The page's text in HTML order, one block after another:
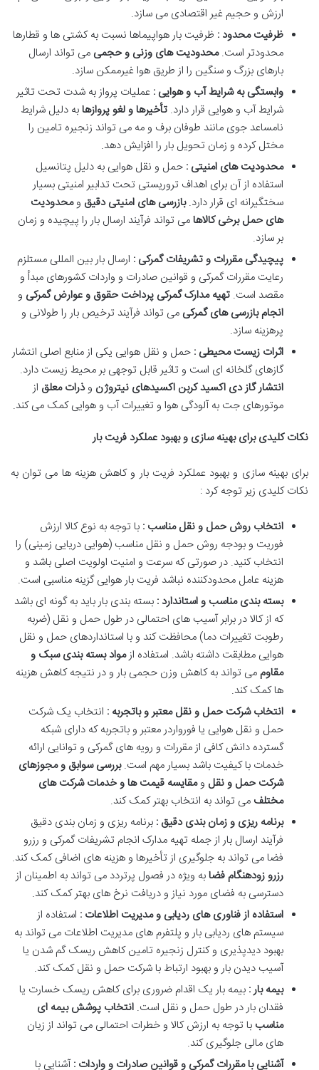
ارزش و حجیم غیر اقتصادی می سازد.
ظرفیت محدود : ظرفیت بار هواپیماها نسبت به کشتی ها و قطارها
محدودتر است.محدودیت های وزنی و حجمی می تواند ارسال
بارهای بزرگ و سنگین را از طریق هوا غیرممکن سازد.
وابستگی به شرایط آب و هوایی : عملیات پرواز به شدت تحت تاثیر
شرایط آب و هوایی قرار دارد. تأخیرها و لغو پروازهابه دلیل شرایط
نامساعد جوی مانند طوفان برف و مه می تواند زنجیره تامین را
مختل کرده و زمان تحویل بار را افزایش دهد.
محدودیت های امنیتی : حمل و نقل هوایی به دلیل پتانسیل
استفاده از آن برای اهداف تروریستی تحت تدابیر امنیتی بسیار
سختگیرانه ای قرار دارد.بازرسی های امنیتی دقیق ومحدودیت
های حمل برخی کالاهامی تواند فرآیند ارسال بار را پیچیده و زمان
بر سازد.
پیچیدگی مقررات و تشریفات گمرکی : ارسال بار بین المللی مستلزم
رعایت مقررات گمرکی و قوانین صادرات و واردات کشورهای مبدأ و
مقصد است. تهیه مدارک گمرکی پرداخت حقوق و عوارض گمرکی و
انجام بازرسی های گمرکی می تواند فرآیند ترخیص بار را طولانی و
پرهزینه سازد.
اثرات زیست محیطی : حمل و نقل هوایی یکی از منابع اصلی انتشار
گازهای گلخانه ای است و تاثیر قابل توجهی بر محیط زیست دارد.
انتشار گاز دی اکسید کربن اکسیدهای نیتروژن وذرات معلق از
موتورهای جت به آلودگی هوا و تغییرات آب و هوایی کمک می کند.
نکات کلیدی برای بهینه سازی و بهبود عملکرد فریت بار
برای بهینه سازی و بهبود عملکرد فریت بار و کاهش هزینه ها می توان به
نکات کلیدی زیر توجه کرد :
انتخاب روش حمل و نقل مناسب : با توجه به نوع کالا ارزش
فوریت و بودجه روش حمل و نقل مناسب (هوایی دریایی زمینی) را
انتخاب کنید. در صورتی که سرعت و امنیت اولویت اصلی باشد و
هزینه عامل محدودکننده نباشد فریت بار هوایی گزینه مناسبی است.
بسته بندی مناسب و استاندارد : بسته بندی بار باید به گونه ای باشد
که از کالا در برابر آسیب های احتمالی در طول حمل و نقل (ضربه
رطوبت تغییرات دما) محافظت کند و با استانداردهای حمل و نقل
هوایی مطابقت داشته باشد. استفاده ازمواد بسته بندی سبک و
مقاوم می تواند به کاهش وزن حجمی بار و در نتیجه کاهش هزینه
ها کمک کند.
انتخاب شرکت حمل و نقل معتبر و باتجربه : انتخاب یک شرکت
حمل و نقل هوایی یا فورواردر معتبر و باتجربه که دارای شبکه
گسترده دانش کافی از مقررات و رویه های گمرکی و توانایی ارائه
خدمات با کیفیت باشد بسیار مهم است.بررسی سوابق و مجوزهای
شرکت حمل و نقل ومقایسه قیمت ها و خدمات شرکت های
مختلف می تواند به انتخاب بهتر کمک کند.
برنامه ریزی و زمان بندی دقیق : برنامه ریزی و زمان بندی دقیق
فرآیند ارسال بار از جمله تهیه مدارک انجام تشریفات گمرکی و رزرو
فضا می تواند به جلوگیری از تأخیرها و هزینه های اضافی کمک کند.
رزرو زودهنگام فضابه ویژه در فصول پرتردد می تواند به اطمینان از
دسترسی به فضای مورد نیاز و دریافت نرخ های بهتر کمک کند.
استفاده از فناوری های ردیابی و مدیریت اطلاعات : استفاده از
سیستم های ردیابی بار و پلتفرم های مدیریت اطلاعات می تواند به
بهبود دیدپذیری و کنترل زنجیره تامین کاهش ریسک گم شدن یا
آسیب دیدن بار و بهبود ارتباط با شرکت حمل و نقل کمک کند.
بیمه بار : بیمه بار یک اقدام ضروری برای کاهش ریسک خسارت یا
فقدان بار در طول حمل و نقل است. انتخاب پوشش بیمه ای
مناسب با توجه به ارزش کالا و خطرات احتمالی می تواند از زیان
های مالی جلوگیری کند.
آشنایی با مقررات گمرکی و قوانین صادرات و واردات :آشنایی با